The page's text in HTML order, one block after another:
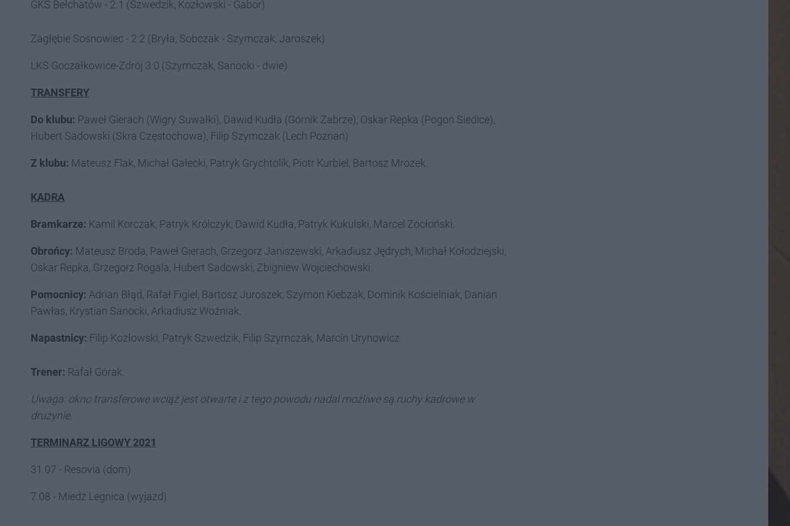
GKS Bełchatów - 2:1 (Szwedzik, Kozłowski - Gabor)
Zagłębie Sosnowiec - 2:2 (Bryła, Sobczak - Szymczak, Jaroszek)
LKS Goczałkowice-Zdrój 3:0 (Szymczak, Sanocki - dwie)
TRANSFERY
Do klubu: Paweł Gierach (Wigry Suwałki), Dawid Kudła (Górnik Zabrze), Oskar Repka (Pogoń Siedlce),
Hubert Sadowski (Skra Częstochowa), Filip Szymczak (Lech Poznań).
Z klubu: Mateusz Flak, Michał Gałecki, Patryk Grychtolik, Piotr Kurbiel, Bartosz Mrozek.
KADRA
Bramkarze: Kamil Korczak, Patryk Królczyk, Dawid Kudła, Patryk Kukulski, Marcel Zocłoński.
Obrońcy: Mateusz Broda, Paweł Gierach, Grzegorz Janiszewski, Arkadiusz Jędrych, Michał Kołodziejski,
Oskar Repka, Grzegorz Rogala, Hubert Sadowski, Zbigniew Wojciechowski.
Pomocnicy: Adrian Błąd, Rafał Figiel, Bartosz Juroszek, Szymon Kiebzak, Dominik Kościelniak, Danian
Pawłas, Krystian Sanocki, Arkadiusz Woźniak.
Napastnicy: Filip Kozłowski, Patryk Szwedzik, Filip Szymczak, Marcin Urynowicz.
Trener: Rafał Górak.
Uwaga: okno transferowe wciąż jest otwarte i z tego powodu nadal możliwe są ruchy kadrowe w
drużynie.
TERMINARZ LIGOWY 2021
31.07 - Resovia (dom)
7.08 - Miedź Legnica (wyjazd)